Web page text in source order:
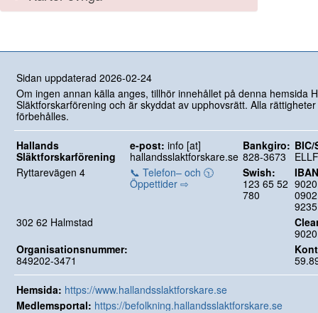
Sidan uppdaterad 2026-02-24
Om ingen annan källa anges, tillhör innehållet på denna hemsida
Släktforskarförening och är skyddat av upphovsrätt. Alla rättigheter
förbehålles.
Hallands
Släktforskarförening
e-post: info [at]
hallandsslaktforskare.se
Bankgiro:
828-3673
BIC/
Ryttarevägen 4
📞 Telefon– och 🕥
Öppettider ⇨
Swish:
123 65 52
780
9235
302 62 Halmstad
9020
Organisationsnummer:
849202-3471
Hemsida: https://www.hallandsslaktforskare.se
Medlemsportal: https://befolkning.hallandsslaktforskare.se